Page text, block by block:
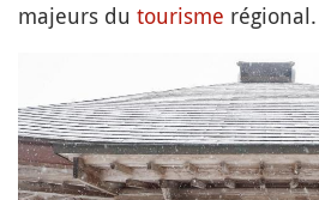
majeurs du tourisme régional.